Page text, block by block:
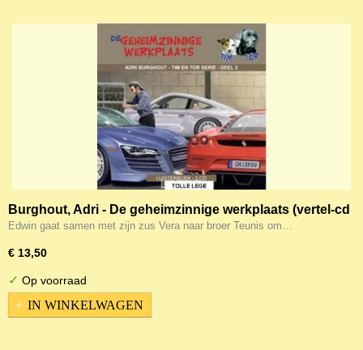
Burghout, Adri - De geheimzinnige werkplaats (vertel-cd
Tim en Tor)
Edwin gaat samen met zijn zus Vera naar broer Teunis om…
€ 13,50
✓ Op voorraad
IN WINKELWAGEN